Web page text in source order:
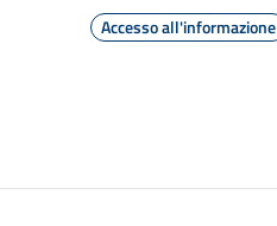
Accesso all'informazione